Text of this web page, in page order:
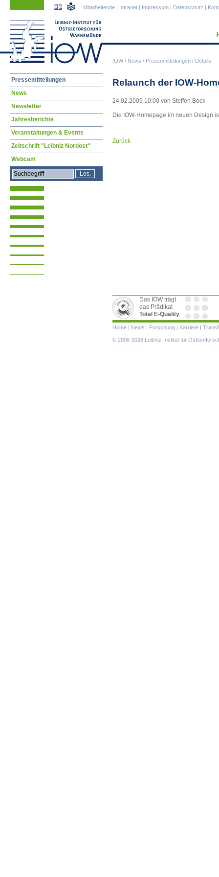
IOW/ News / Pressemitteilungen / Details
Mitarbeitende | Intranet | Impressum | Datenschutz |
Relaunch der IOW-
24.02.2009 10:00 von Steffen Bock
Die IOW-Homepage im neuen Design
Zurück
Navigation
Pressemitteilungen
News
Newsletter
Jahresberichte
Veranstaltungen & Events
Zeitschrift "Leibniz Nordost"
Webcam
Das IOW trägt
das Prädikat
Total E-Quality
Navigation
überspringen
Home | News | Forschung | Karriere |
© 2008-2026 Leibniz-Institut für